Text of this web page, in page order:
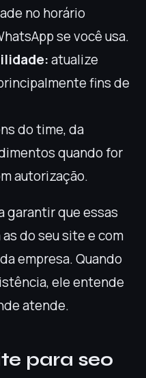
no horário
se você usa.
atualize
fins de
do time, da
quando for
autorização.
garantir que essas
do seu site e com
empresa. Quando
ele entende
atende.
para seo